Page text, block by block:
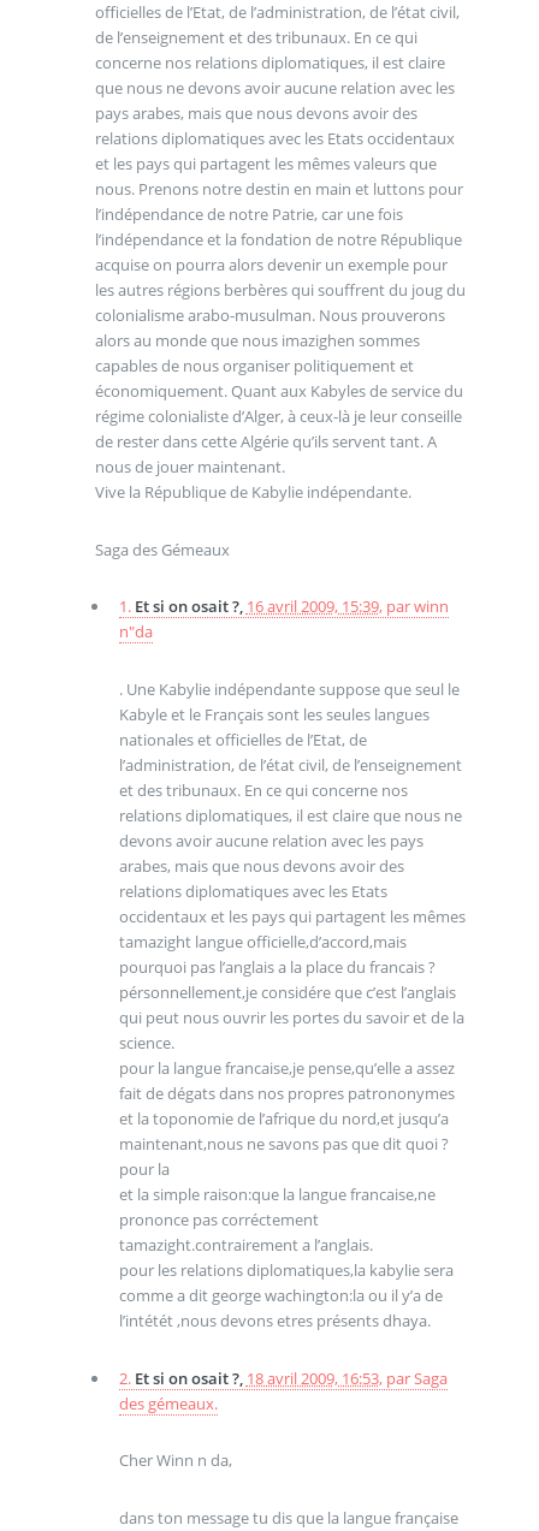
officielles de l’Etat, de l’administration, de l’état civil,
de l’enseignement et des tribunaux. En ce qui
concerne nos relations diplomatiques, il est claire
que nous ne devons avoir aucune relation avec les
pays arabes, mais que nous devons avoir des
relations diplomatiques avec les Etats occidentaux
et les pays qui partagent les mêmes valeurs que
nous. Prenons notre destin en main et luttons pour
l’indépendance de notre Patrie, car une fois
l’indépendance et la fondation de notre République
acquise on pourra alors devenir un exemple pour
les autres régions berbères qui souffrent du joug du
colonialisme arabo-musulman. Nous prouverons
alors au monde que nous imazighen sommes
capables de nous organiser politiquement et
économiquement. Quant aux Kabyles de service du
régime colonialiste d’Alger, à ceux-là je leur conseille
de rester dans cette Algérie qu’ils servent tant. A
nous de jouer maintenant.
Vive la République de Kabylie indépendante.
Saga des Gémeaux
1. Et si on osait ?, 16 avril 2009, 15:39, parwinn
n"da
. Une Kabylie indépendante suppose que seul le
Kabyle et le Français sont les seules langues
nationales et officielles de l’Etat, de
l’administration, de l’état civil, de l’enseignement
et des tribunaux. En ce qui concerne nos
relations diplomatiques, il est claire que nous ne
devons avoir aucune relation avec les pays
arabes, mais que nous devons avoir des
relations diplomatiques avec les Etats
occidentaux et les pays qui partagent les mêmes
tamazight langue officielle,d’accord,mais
pourquoi pas l’anglais a la place du francais ?
pérsonnellement,je considére que c’est l’anglais
qui peut nous ouvrir les portes du savoir et de la
science.
pour la langue francaise,je pense,qu’elle a assez
fait de dégats dans nos propres patrononymes
et la toponomie de l’afrique du nord,et jusqu’a
maintenant,nous ne savons pas que dit quoi ?
pour la
et la simple raison:que la langue francaise,ne
prononce pas corréctement
tamazight.contrairement a l’anglais.
pour les relations diplomatiques,la kabylie sera
comme a dit george wachington:la ou il y’a de
l’intétét ,nous devons etres présents dhaya.
2. Et si on osait ?, 18 avril 2009, 16:53, parSaga
des gémeaux.
Cher Winn n da,
dans ton message tu dis que la langue française